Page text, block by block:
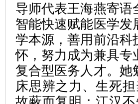
导师代表王海燕寄
智能快速赋能医学
学本源，善用前沿科
怀，努力成为兼具专
复合型医务人才。她
床思辨之力、生死